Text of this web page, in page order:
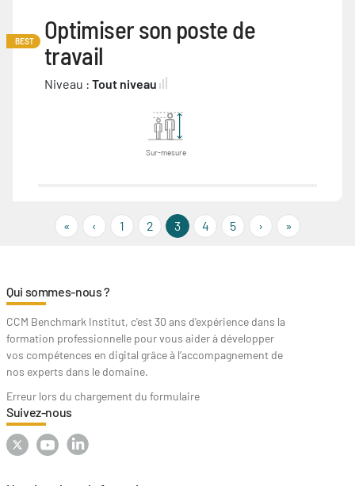
BEST
Optimiser son poste de
travail
Niveau : Tout niveau
Sur-mesure
« « First
‹ ‹‹ 1 2 3 4 5 › ›› »Last »
Qui sommes-nous ?
CCM Benchmark Institut, c'est 30 ans d'expérience dans la
formation professionnelle pour vous aider à développer
vos compétences en digital grâce à l’accompagnement de
nos experts dans le domaine.
Erreur lors du chargement du formulaire
Suivez-nous